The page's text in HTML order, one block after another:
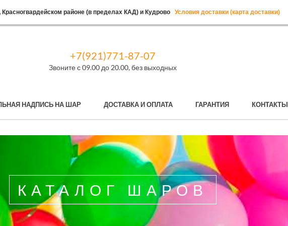
районе (в пределах КАД) и Кудрово Условия доставки (карта доставки)
+7(921)771-87-07
Звоните с 09.00 до 20.00, без выходных
НАДПИСЬ НА ШАР ДОСТАВКА И ОПЛАТА ГАРАНТИЯ КОНТАКТЫ
КАТАЛОГ ШАРОВ